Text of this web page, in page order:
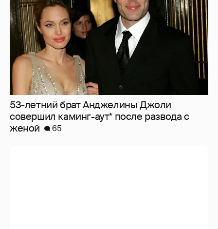
53-летний брат Анджелины Джоли
совершил каминг-аут* после развода с
женой
65